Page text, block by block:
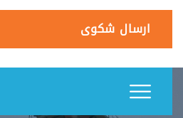
ارسال شكوى